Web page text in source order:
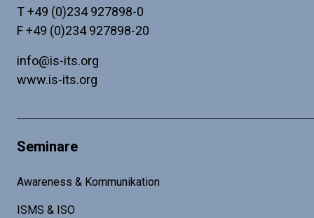
T+49 (0)234 927898-0
F +49 (0)234 927898-20
info@is-its.org
www.is-its.org
Seminare
Awareness & Kommunikation
ISMS & ISO